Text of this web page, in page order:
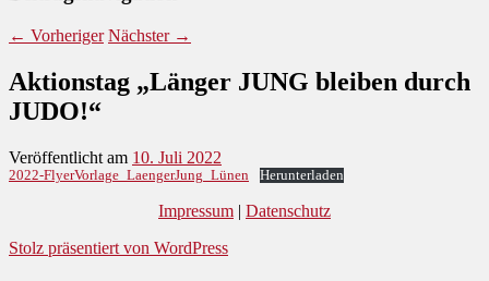
← Vorheriger Nächster →
Aktionstag „Länger JUNG bleiben durch
JUDO!“
Veröffentlicht am 10. Juli 2022
2022-FlyerVorlage_LaengerJung_Lünen Herunterladen
Impressum | Datenschutz
Stolz präsentiert von WordPress